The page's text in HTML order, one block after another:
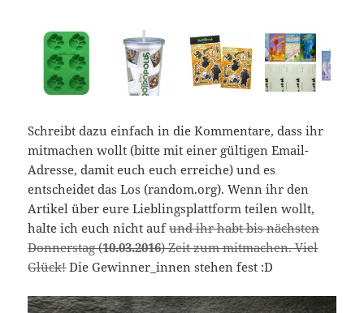
Schreibt dazu einfach in die Kommentare, dass ihr
mitmachen wollt (bitte mit einer gültigen Email-
Adresse, damit euch euch erreiche) und es
entscheidet das Los (random.org). Wenn ihr den
Artikel über eure Lieblingsplattform teilen wollt,
halte ich euch nicht aufund ihr habt bis nächsten
Donnerstag (10.03.2016) Zeit zum mitmachen. Viel
Glück!Die Gewinner_innen stehen fest :D